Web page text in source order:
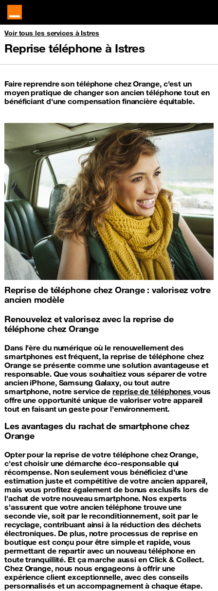
Voir tous les services à Istres
Reprise téléphone à Istres
Faire reprendre son téléphone chez Orange, c'est un
moyen pratique de changer son ancien téléphone tout en
bénéficiant d'une compensation financière équitable.
Reprise de téléphone chez Orange : valorisez votre
ancien modèle
Renouvelez et valorisez avec la reprise de
téléphone chez Orange
Dans l'ère du numérique où le renouvellement des
smartphones est fréquent, la reprise de téléphone chez
Orange se présente comme une solution avantageuse et
responsable. Que vous souhaitiez vous séparer de votre
ancien iPhone, Samsung Galaxy, ou tout autre
smartphone, notre service dereprise de téléphones vous
offre une opportunité unique de valoriser votre appareil
tout en faisant un geste pour l'environnement.
Les avantages du rachat de smartphone chez
Orange
Opter pour la reprise de votre téléphone chez Orange,
c'est choisir une démarche éco-responsable qui
récompense. Non seulement vous bénéficiez d'une
estimation juste et compétitive de votre ancien appareil,
mais vous profitez également de bonus exclusifs lors de
l'achat de votre nouveau smartphone. Nos experts
s'assurent que votre ancien téléphone trouve une
seconde vie, soit par le reconditionnement, soit par le
recyclage, contribuant ainsi à la réduction des déchets
électroniques. De plus, notre processus de reprise en
boutique est conçu pour être simple et rapide, vous
permettant de repartir avec un nouveau téléphone en
toute tranquillité. Et ça marche aussi en Click & Collect.
Chez Orange, nous nous engageons à offrir une
expérience client exceptionnelle, avec des conseils
personnalisés et un accompagnement à chaque étape.